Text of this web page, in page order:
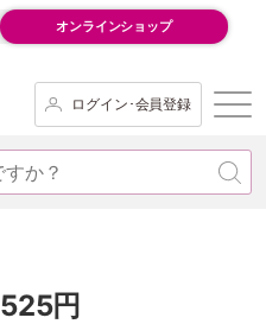
オンラインショップ
ログイン･会員登録
525円